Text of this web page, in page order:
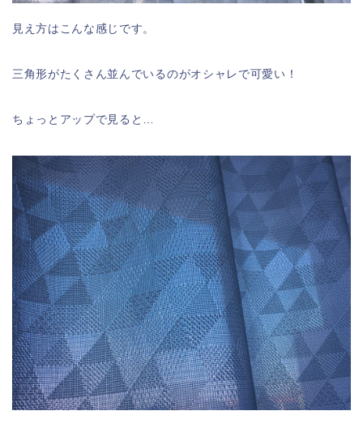
見え方はこんな感じです。
三角形がたくさん並んでいるのがオシャレで可愛い！
ちょっとアップで見ると…